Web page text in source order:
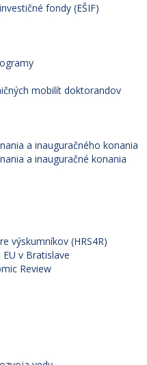
fondy (EŠIF)
mobilít doktorandov
a inauguračného konania
a inauguračné konania
výskumníkov (HRS4R)
v Bratislave
Review